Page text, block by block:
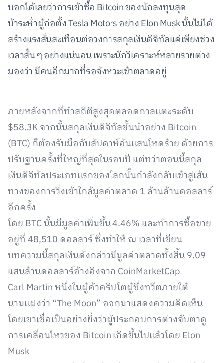
บอกได้เลยว่าการเข้าซื้อ Bitcoin ของนักลงทุนสุด
บ้าระห่ำผู้ก่อตั้ง Tesla Motors อย่าง Elon Musk นั้นไม่ได้
สร้างแรงสั่นสะเทือนต่อวงการสกุลเงินดิจิทัลแค่เพียงช่วง
เวลาสั้น ๆ อย่างแน่นอน เพราะนักวิเคราะห์หลายรายต่าง
มองว่า มีคนอีกมากที่รอจังหวะเข้าตลาดอยู่
ภายหลังจากที่ทำสถิติสูงสุดตลอดกาลแตะระดับ
$58.3K จากนั้นสกุลเงินดิจิทัลชั้นนำอย่าง Bitcoin
(BTC) ก็ต้องรับมือกับสัปดาห์อันแสนโหดร้าย ด้วยการ
ปรับฐานครั้งที่ใหญ่ที่สุดในรอบปี แต่ทว่าตอนนี้สกุล
เงินดิจิทัลประเภทแรกของโลกนั้นกำลังกลับเข้าสู่เส้น
ทางของการวิ่งเข้าใกล้มูลค่าตลาด 1 ล้านล้านดอลลาร์
อีกครั้ง
โดย BTC นั้นมีมูลค่าเพิ่มขึ้น 4.46% และทำการซื้อขาย
อยู่ที่ 48,510 ดอลลาร์ ซึ่งทำให้ ณ เวลาที่เขียน
บทความนี้สกุลเงินดังกล่าวมีมูลค่าตลาดทั้งสิ้น 9.09
แสนล้านดอลลาร์อ้างอิงจาก CoinMarketCap
Carl Martin หนึ่งในผู้ค้าคริปโตผู้ซึ่งทวีตภายใต้
นามแฝงว่า “The Moon” ออกมาแสดงความคิดเห็น
โดยเขาเชื่อเป็นอย่างยิ่งว่าผู้ประกอบการต่างจับตาดู
การเคลื่อนไหวของ Bitcoin เกิดขึ้นไปแล้วโดย Elon
Musk